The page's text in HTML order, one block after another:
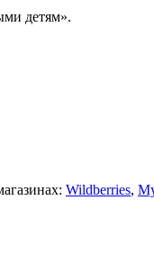
детям».
Wildberries,